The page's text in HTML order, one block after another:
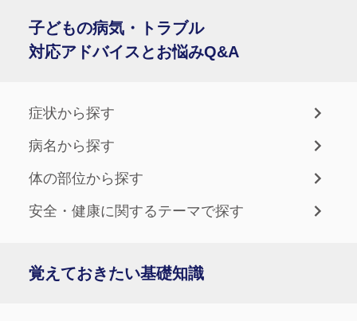
子どもの病気・トラブル
対応アドバイスとお悩みQ&A
症状から探す
病名から探す
体の部位から探す
安全・健康に関するテーマで探す
覚えておきたい基礎知識